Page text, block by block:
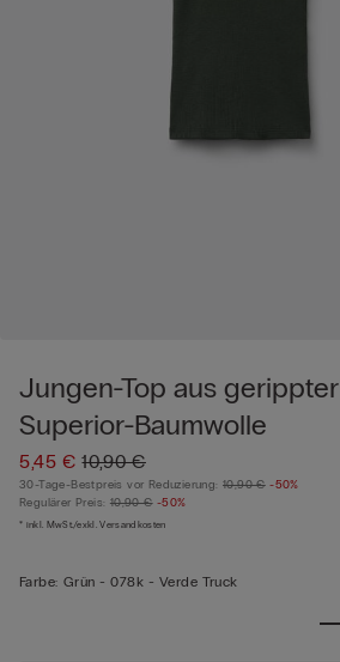
Jungen-Top aus gerippter
Superior-Baumwolle
5,45 €10,90 €
30-Tage-Bestpreis vor Reduzierung: 10,90 € -50%
Regulärer Preis: 10,90 € -50%
* inkl. MwSt./exkl. Versandkosten
Farbe: Grün -078k - Verde Truck